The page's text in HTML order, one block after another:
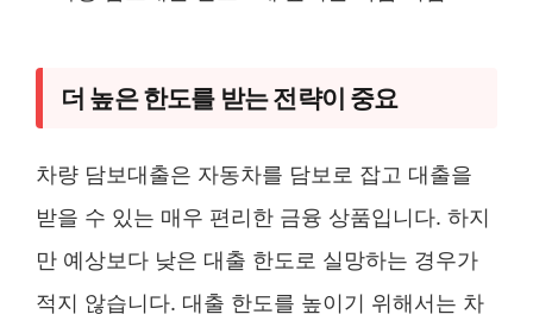
더 높은 한도를 받는 전략이 중요
차량 담보대출은 자동차를 담보로 잡고 대출을
받을 수 있는 매우 편리한 금융 상품입니다. 하지
만 예상보다 낮은 대출 한도로 실망하는 경우가
적지 않습니다. 대출 한도를 높이기 위해서는 차